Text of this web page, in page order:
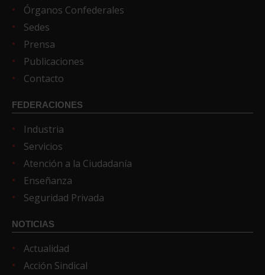
Órganos Confederales
Sedes
Prensa
Publicaciones
Contacto
FEDERACIONES
Industria
Servicios
Atención a la Ciudadanía
Enseñanza
Seguridad Privada
NOTICIAS
Actualidad
Acción Sindical